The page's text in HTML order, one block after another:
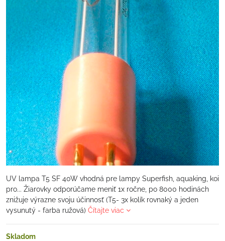
UV lampa T5 SF 40W vhodná pre lampy Superfish, aquaking, koi
pro... Žiarovky odporúčame meniť 1x ročne, po 8000 hodinách
znižuje výrazne svoju účinnosť (T5- 3x kolík rovnaký a jeden
vysunutý - farba ružová) Čítajte viac
Skladom